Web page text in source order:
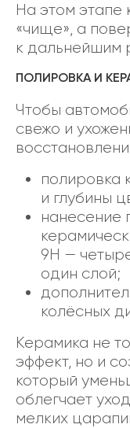
На этом этапе
«чище», а
к дальнейшим
ПОЛИРОВКА И
Чтобы
свежо и
полировка
и глубины
нанесение
9H —
один слой;
колёсных
Керамика не
эффект, но и
который
облегчает
мелких